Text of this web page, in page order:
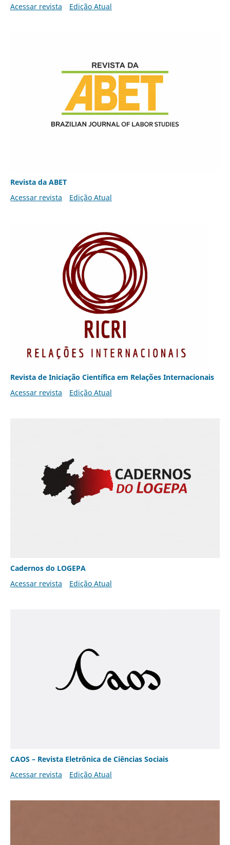
Acessar revista Edição Atual
Revista da ABET
Acessar revista
Edição Atual
Revista de Iniciação Científica em Relações Internacionais
Acessar revista
Edição Atual
Cadernos do LOGEPA
Acessar revista
Edição Atual
CAOS – Revista Eletrônica de Ciências Sociais
Acessar revista
Edição Atual